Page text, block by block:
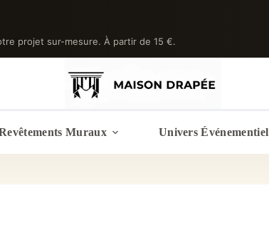
projet sur-mesure. À partir de 15 €.
Muraux Univers Événementiel